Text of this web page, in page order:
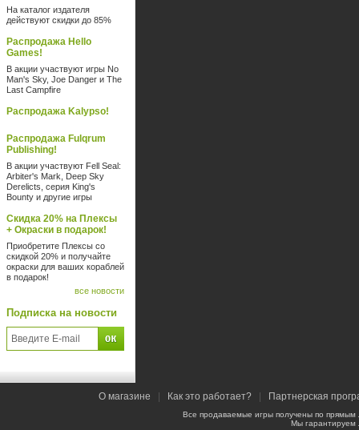
На каталог издателя
действуют скидки до 85%
Распродажа Hello
Games!
В акции участвуют игры No
Man's Sky, Joe Danger и The
Last Campfire
Распродажа Kalypso!
Распродажа Fulqrum
Publishing!
В акции участвуют Fell Seal:
Arbiter's Mark, Deep Sky
Derelicts, серия King's
Bounty и другие игры
Скидка 20% на Плексы
+ Окраски в подарок!
Приобретите Плексы со
скидкой 20% и получайте
окраски для ваших кораблей
в подарок!
все новости
Подписка на новости
О магазине Как это работает? Партнерская
Все продаваемые игры получены по
Мы гарантируем